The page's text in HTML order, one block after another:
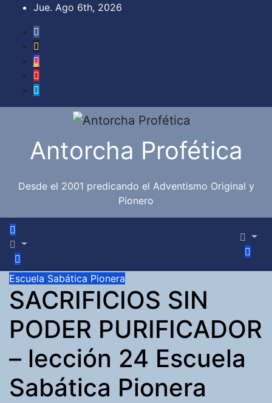
Saltar
contenido
Jue. Ago 6th, 2026
Antorcha Profética
Desde el 2001 predicando el Adventismo Original y
Pionero
Escuela Sabática Pionera
SACRIFICIOS SIN
PODER PURIFICADOR
– lección 24 Escuela
Sabática Pionera